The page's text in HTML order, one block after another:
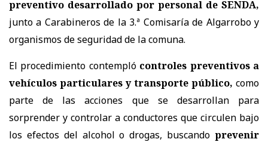
preventivo desarrollado por personal de SENDA,
junto a Carabineros de la 3.ª Comisaría de Algarrobo y
organismos de seguridad de la comuna.
El procedimiento contempló controles preventivos a
vehículos particulares y transporte público, como
parte de las acciones que se desarrollan para
sorprender y controlar a conductores que circulen bajo
los efectos del alcohol o drogas, buscando prevenir